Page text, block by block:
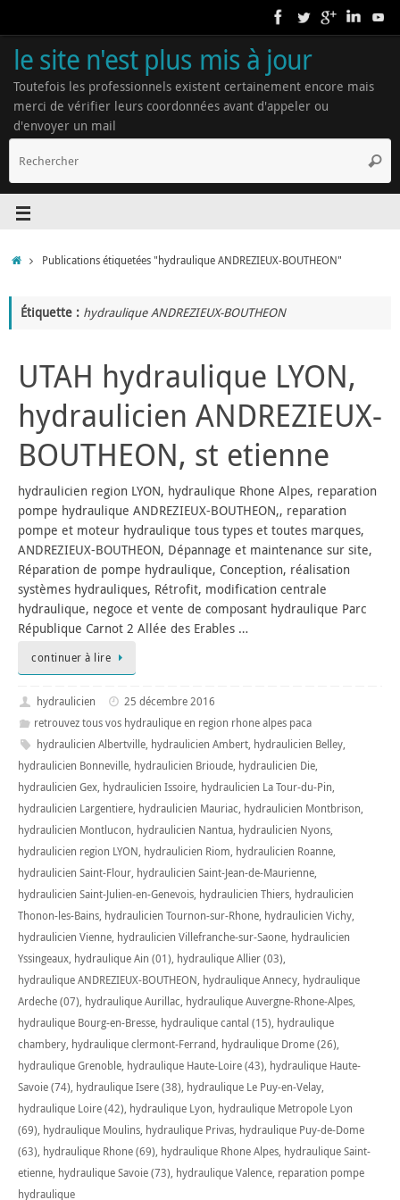
le site n'est plus mis à jour
Toutefois les professionnels existent certainement encore mais
merci de vérifier leurs coordonnées avant d'appeler ou
d'envoyer un mail
Publications étiquetées "hydraulique ANDREZIEUX-BOUTHEON"
Étiquette : hydraulique ANDREZIEUX-BOUTHEON
UTAH hydraulique LYON,
hydraulicien ANDREZIEUX-
BOUTHEON, st etienne
hydraulicien region LYON, hydraulique Rhone Alpes, reparation
pompe hydraulique ANDREZIEUX-BOUTHEON,, reparation
pompe et moteur hydraulique tous types et toutes marques,
ANDREZIEUX-BOUTHEON, Dépannage et maintenance sur site,
Réparation de pompe hydraulique, Conception, réalisation
systèmes hydrauliques, Rétrofit, modification centrale
hydraulique, negoce et vente de composant hydraulique Parc
République Carnot 2 Allée des Erables …
continuer à lire
hydraulicien
25 décembre 2016
retrouvez tous vos hydraulique en region rhone alpes paca
hydraulicien Albertville, hydraulicien Ambert, hydraulicien Belley,
hydraulicien Bonneville, hydraulicien Brioude, hydraulicien Die,
hydraulicien Gex, hydraulicien Issoire, hydraulicien La Tour-du-Pin,
hydraulicien Largentiere, hydraulicien Mauriac, hydraulicien Montbrison,
hydraulicien Montlucon, hydraulicien Nantua, hydraulicien Nyons,
hydraulicien region LYON, hydraulicien Riom, hydraulicien Roanne,
hydraulicien Saint-Flour, hydraulicien Saint-Jean-de-Maurienne,
hydraulicien Saint-Julien-en-Genevois, hydraulicien Thiers, hydraulicien
Thonon-les-Bains, hydraulicien Tournon-sur-Rhone, hydraulicien Vichy,
hydraulicien Vienne, hydraulicien Villefranche-sur-Saone, hydraulicien
Yssingeaux, hydraulique Ain (01), hydraulique Allier (03),
hydraulique ANDREZIEUX-BOUTHEON, hydraulique Annecy, hydraulique
Ardeche (07), hydraulique Aurillac, hydraulique Auvergne-Rhone-Alpes,
hydraulique Bourg-en-Bresse, hydraulique cantal (15), hydraulique
chambery, hydraulique clermont-Ferrand, hydraulique Drome (26),
hydraulique Grenoble, hydraulique Haute-Loire (43), hydraulique Haute-
Savoie (74), hydraulique Isere (38), hydraulique Le Puy-en-Velay,
hydraulique Loire (42), hydraulique Lyon, hydraulique Metropole Lyon
(69), hydraulique Moulins, hydraulique Privas, hydraulique Puy-de-Dome
(63), hydraulique Rhone (69), hydraulique Rhone Alpes, hydraulique Saint-
etienne, hydraulique Savoie (73), hydraulique Valence, reparation pompe
hydraulique